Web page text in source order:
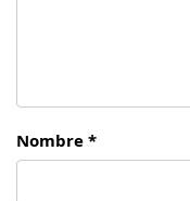
Nombre *